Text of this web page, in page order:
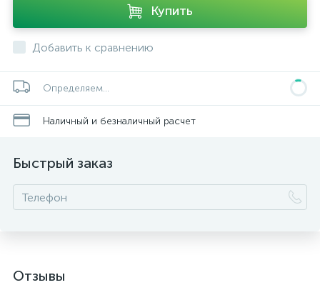
Купить
Добавить к сравнению
Определяем...
Наличный и безналичный расчет
Быстрый заказ
Отзывы